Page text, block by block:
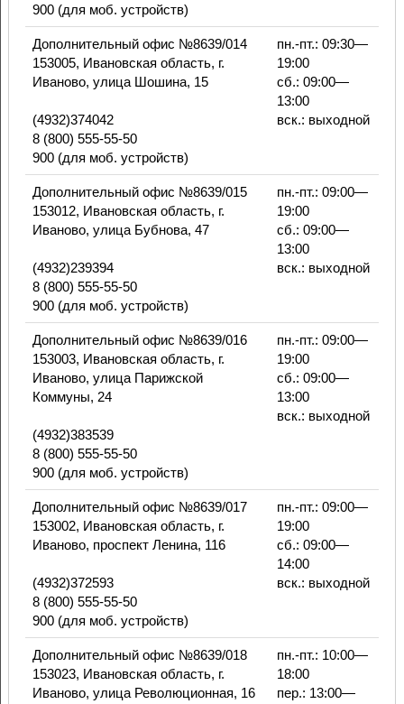
900 (для моб. устройств)
Дополнительный офис №8639/014
153005, Ивановская область, г.
Иваново, улица Шошина, 15
(4932)374042
8 (800) 555-55-50
900 (для моб. устройств)
пн.-пт.: 09:30—
19:00
сб.: 09:00—
13:00
вск.: выходной
Дополнительный офис №8639/015
153012, Ивановская область, г.
Иваново, улица Бубнова, 47
(4932)239394
8 (800) 555-55-50
900 (для моб. устройств)
пн.-пт.: 09:00—
19:00
сб.: 09:00—
13:00
вск.: выходной
Дополнительный офис №8639/016
153003, Ивановская область, г.
Иваново, улица Парижской
Коммуны, 24
(4932)383539
8 (800) 555-55-50
900 (для моб. устройств)
пн.-пт.: 09:00—
19:00
сб.: 09:00—
13:00
вск.: выходной
Дополнительный офис №8639/017
153002, Ивановская область, г.
Иваново, проспект Ленина, 116
(4932)372593
8 (800) 555-55-50
900 (для моб. устройств)
пн.-пт.: 09:00—
19:00
сб.: 09:00—
14:00
вск.: выходной
Дополнительный офис №8639/018
153023, Ивановская область, г.
Иваново, улица Революционная, 16
пн.-пт.: 10:00—
18:00
пер.: 13:00—